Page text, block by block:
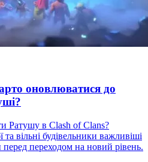
оновлюватися до
Ратушу в Clash of Clans?
та вільні будівельники важливіші
перед переходом на новий рівень.